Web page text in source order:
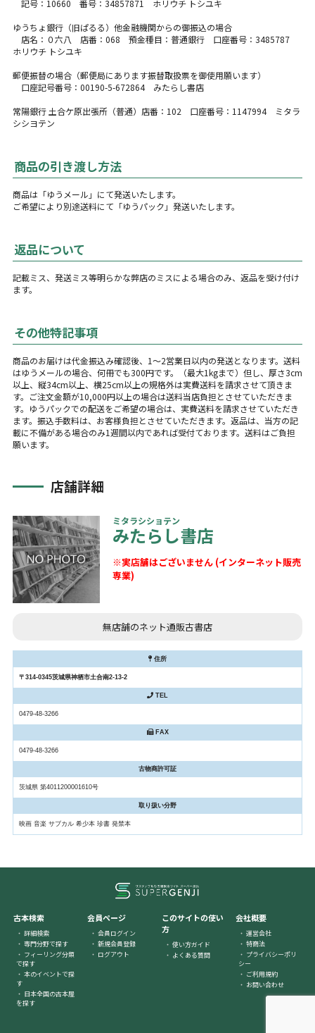
記号：10660 番号：34857871 ホリウチ トシユキ
ゆうちょ銀行（旧ぱるる）他金融機関からの御振込の場合
店名：０六八 店番：068 預金種目：普通銀行 口座番号：3485787
ホリウチ トシユキ
郵便振替の場合（郵便局にあります振替取扱票を御使用願います）
口座記号番号：00190-5-672864 みたらし書店
常陽銀行 土合ケ原出張所（普通）店番：102 口座番号：1147994 ミタラ
シシヨテン
商品の引き渡し方法
商品は「ゆうメール」にて発送いたします。
ご希望により別途送料にて「ゆうパック」発送いたします。
返品について
記載ミス、発送ミス等明らかな弊店のミスによる場合のみ、返品を受け付け
ます。
その他特記事項
商品のお届けは代金振込み確認後、1〜2営業日以内の発送となります。送料
はゆうメールの場合、何冊でも300円です。（最大1kgまで）但し、厚さ3cm
以上、縦34cm以上、横25cm以上の規格外は実費送料を請求させて頂きま
す。ご注文金額が10,000円以上の場合は送料当店負担とさせていただきま
す。ゆうパックでの配送をご希望の場合は、実費送料を請求させていただき
ます。振込手数料は、お客様負担とさせていただきます。返品は、当方の記
載に不備がある場合のみ1週間以内であれば受付ております。送料はご負担
願います。
店舗詳細
ミタラシショテン
みたらし書店
※実店舗はございません (インターネット販売
専業)
無店舗のネット通販古書店
住所
〒314-0345茨城県神栖市土合南2-13-2
TEL
0479-48-3266
FAX
0479-48-3266
古物商許可証
茨城県 第4011200001610号
取り扱い分野
映画 音楽 サブカル 希少本 珍書 発禁本
古本検索
詳細検索
専門分野で探す
フィーリング分類
で探す
本のイベントで探
す
日本全国の古本屋
を探す
会員ページ
会員ログイン
新規会員登録
ログアウト
このサイトの使い
方
使い方ガイド
よくある質問
会社概要
運営会社
特商法
プライバシーポリ
シー
ご利用規約
お問い合わせ